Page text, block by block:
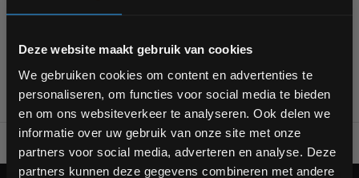
Deze website maakt gebruik van cookies
We gebruiken cookies om content en advertenties te
personaliseren, om functies voor social media te bieden
en om ons websiteverkeer te analyseren. Ook delen we
informatie over uw gebruik van onze site met onze
partners voor social media, adverteren en analyse. Deze
partners kunnen deze gegevens combineren met andere
Alles voor jouw gym op één plek
Bam! 5% korting op je volgende
Schrijf je in voor onze nieuwsbrief om op de hoogte te
blijven over onze nieuwe producten, deals en meer
interessante info. Ontvang 5% korting op je eerstvolgende
aankoop! 😀